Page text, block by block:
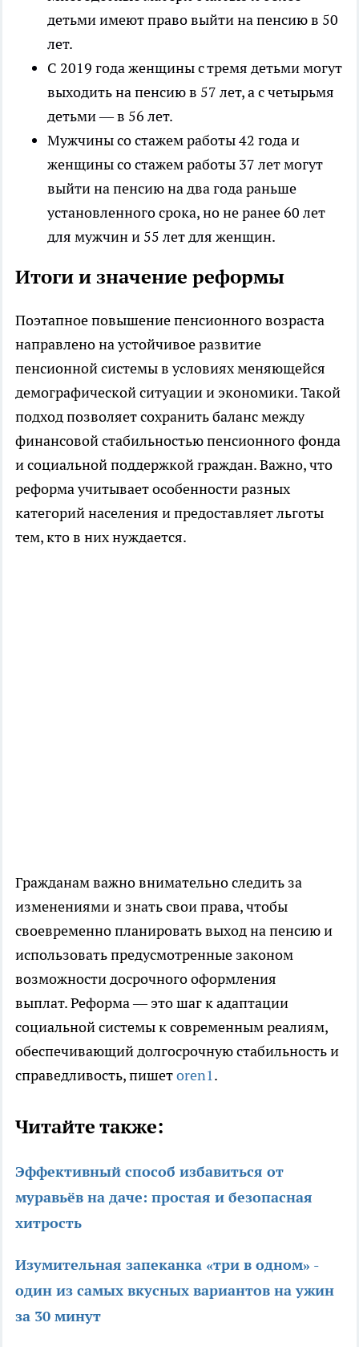
детьми имеют право выйти на пенсию в 50
лет.
С 2019 года женщины с тремя детьми могут
выходить на пенсию в 57 лет, а с четырьмя
детьми — в 56 лет.
Мужчины со стажем работы 42 года и
женщины со стажем работы 37 лет могут
выйти на пенсию на два года раньше
установленного срока, но не ранее 60 лет
для мужчин и 55 лет для женщин.
Итоги и значение реформы
Поэтапное повышение пенсионного возраста
направлено на устойчивое развитие
пенсионной системы в условиях меняющейся
демографической ситуации и экономики. Такой
подход позволяет сохранить баланс между
финансовой стабильностью пенсионного фонда
и социальной поддержкой граждан. Важно, что
реформа учитывает особенности разных
категорий населения и предоставляет льготы
тем, кто в них нуждается.
Гражданам важно внимательно следить за
изменениями и знать свои права, чтобы
своевременно планировать выход на пенсию и
использовать предусмотренные законом
возможности досрочного оформления
выплат. Реформа — это шаг к адаптации
социальной системы к современным реалиям,
обеспечивающий долгосрочную стабильность и
справедливость, пишетoren1.
Читайте также:
Эффективный способ избавиться от
муравьёв на даче: простая и безопасная
хитрость
Изумительная запеканка «три в одном» -
один из самых вкусных вариантов на ужин
за 30 минут